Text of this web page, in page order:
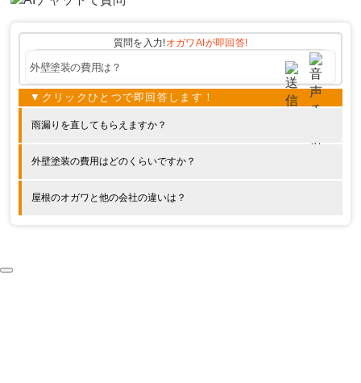
質問を入力!オガワAIが即回答!
雨漏りを直してもらえますか？
外壁塗装の費用はどのくらいですか？
屋根のオガワと他の会社の違いは？